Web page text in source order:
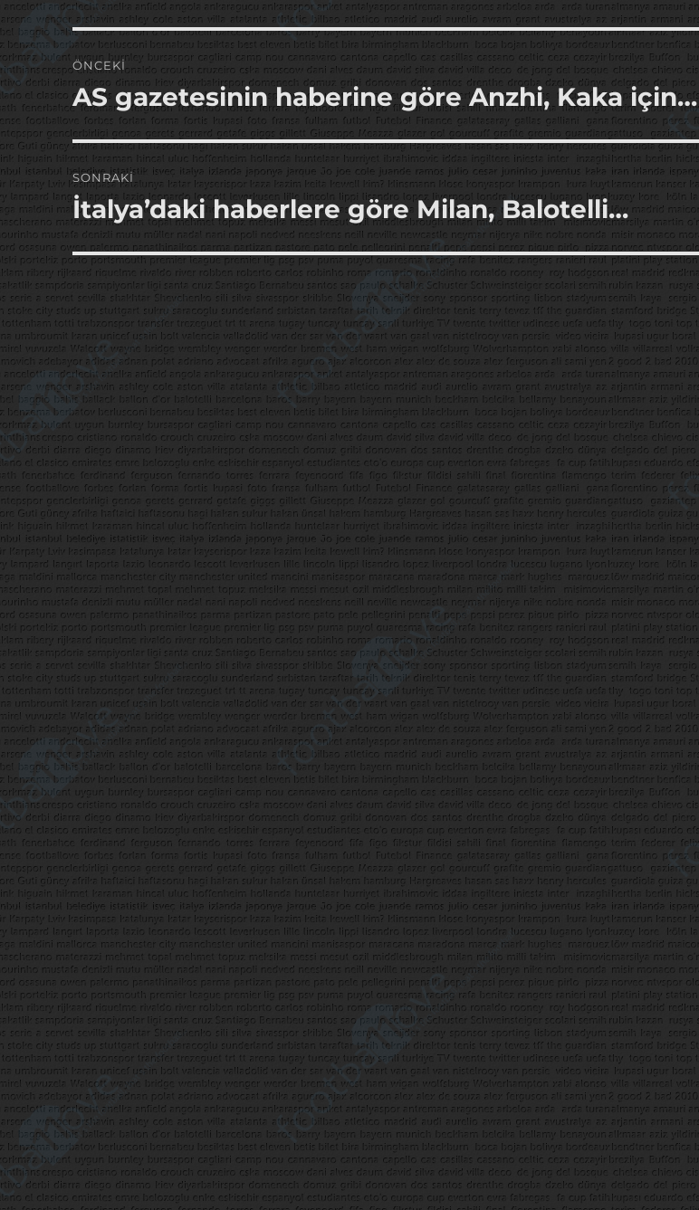
Yazı
gezinmesi
ÖNCEKI
Önceki
yazı:
AS gazetesinin haberine göre Anzhi, Kaka için…
SONRAKI
Sonraki
yazı:
İtalya’daki haberlere göre Milan, Balotelli…